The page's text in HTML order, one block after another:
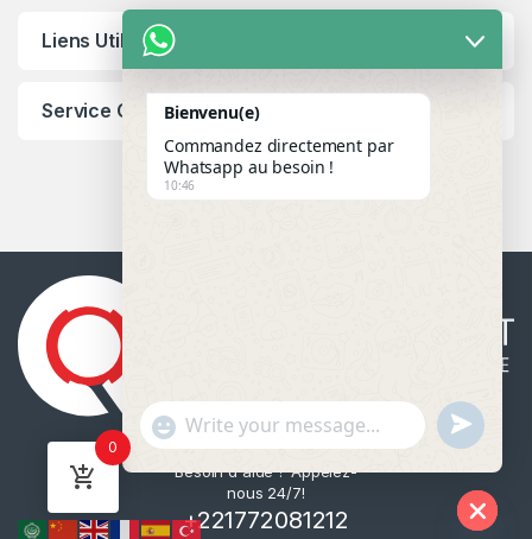
Liens Utiles
Service Client
Besoin d'aide ? Appelez-
nous 24/7!
+221772081212
0
Bienvenu(e)
Commandez directement par
Whatsapp au besoin !
10:46
"
+
c
a
WhatsApp Message
u
n
d